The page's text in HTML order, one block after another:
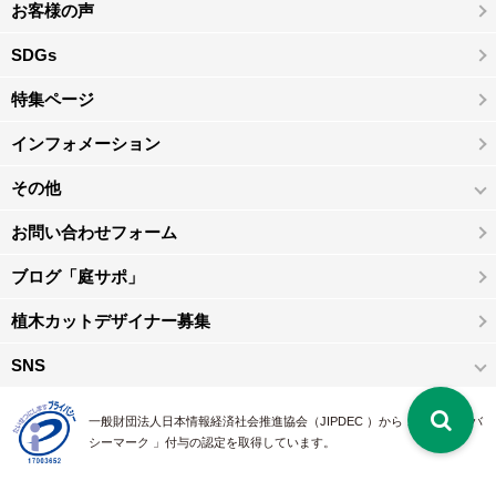
お客様の声
SDGs
特集ページ
インフォメーション
その他
お問い合わせフォーム
ブログ「庭サポ」
植木カットデザイナー募集
SNS
一般財団法人日本情報経済社会推進協会（JIPDEC ）から 、「 プライバ
シーマーク 」付与の認定を取得しています。